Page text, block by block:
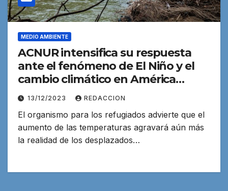
MEDIO AMBIENTE
ACNUR intensifica su respuesta
ante el fenómeno de El Niño y el
cambio climático en América
Latina
13/12/2023 REDACCION
El organismo para los refugiados advierte que el
aumento de las temperaturas agravará aún más
la realidad de los desplazados…